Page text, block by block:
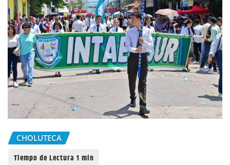
CHOLUTECA